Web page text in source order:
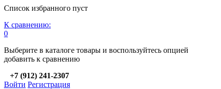
Список избранного пуст
К сравнению:
0
Выберите в каталоге товары и воспользуйтесь опцией
добавить к сравнению
+7 (912) 241-2307
Войти Регистрация